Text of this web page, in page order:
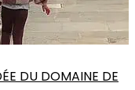
DU DOMAINE DE